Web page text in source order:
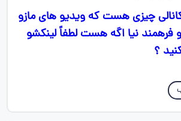
چیزی هست که ویدیو های مازو
و فرهمند نیا اگه هست لطفاً لینکشو
؟